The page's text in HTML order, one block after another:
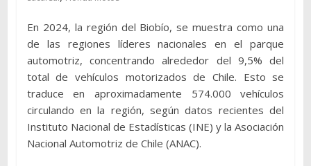
En 2024, la región del Biobío, se muestra como una
de las regiones líderes nacionales en el parque
automotriz, concentrando alrededor del 9,5% del
total de vehículos motorizados de Chile. Esto se
traduce en aproximadamente 574.000 vehículos
circulando en la región, según datos recientes del
Instituto Nacional de Estadísticas (INE) y la Asociación
Nacional Automotriz de Chile (ANAC).